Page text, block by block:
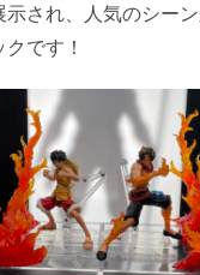
示され、人気のシー
です！